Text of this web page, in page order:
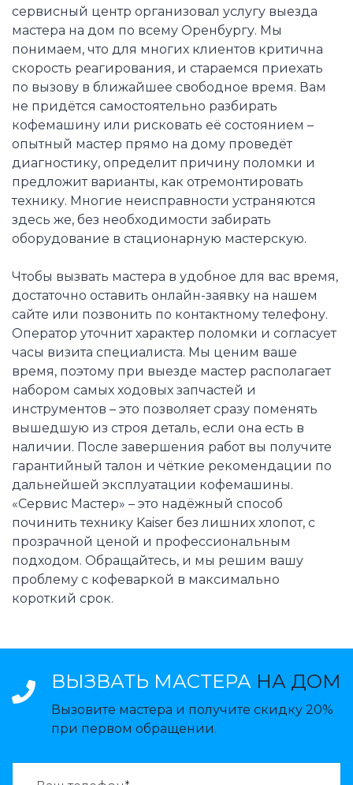
сервисный центр организовал услугу выезда
мастера на дом по всему Оренбургу. Мы
понимаем, что для многих клиентов критична
скорость реагирования, и стараемся приехать
по вызову в ближайшее свободное время. Вам
не придётся самостоятельно разбирать
кофемашину или рисковать её состоянием –
опытный мастер прямо на дому проведёт
диагностику, определит причину поломки и
предложит варианты, как отремонтировать
технику. Многие неисправности устраняются
здесь же, без необходимости забирать
оборудование в стационарную мастерскую.
Чтобы вызвать мастера в удобное для вас время,
достаточно оставить онлайн-заявку на нашем
сайте или позвонить по контактному телефону.
Оператор уточнит характер поломки и согласует
часы визита специалиста. Мы ценим ваше
время, поэтому при выезде мастер располагает
набором самых ходовых запчастей и
инструментов – это позволяет сразу поменять
вышедшую из строя деталь, если она есть в
наличии. После завершения работ вы получите
гарантийный талон и чёткие рекомендации по
дальнейшей эксплуатации кофемашины.
«Сервис Мастер» – это надёжный способ
починить технику Kaiser без лишних хлопот, с
прозрачной ценой и профессиональным
подходом. Обращайтесь, и мы решим вашу
проблему с кофеваркой в максимально
короткий срок.
ВЫЗВАТЬ МАСТЕРА НА ДОМ
Вызовите мастера и получите скидку 20%
при первом обращении.